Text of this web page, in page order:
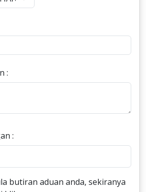
:
:
butiran aduan anda, sekiranya